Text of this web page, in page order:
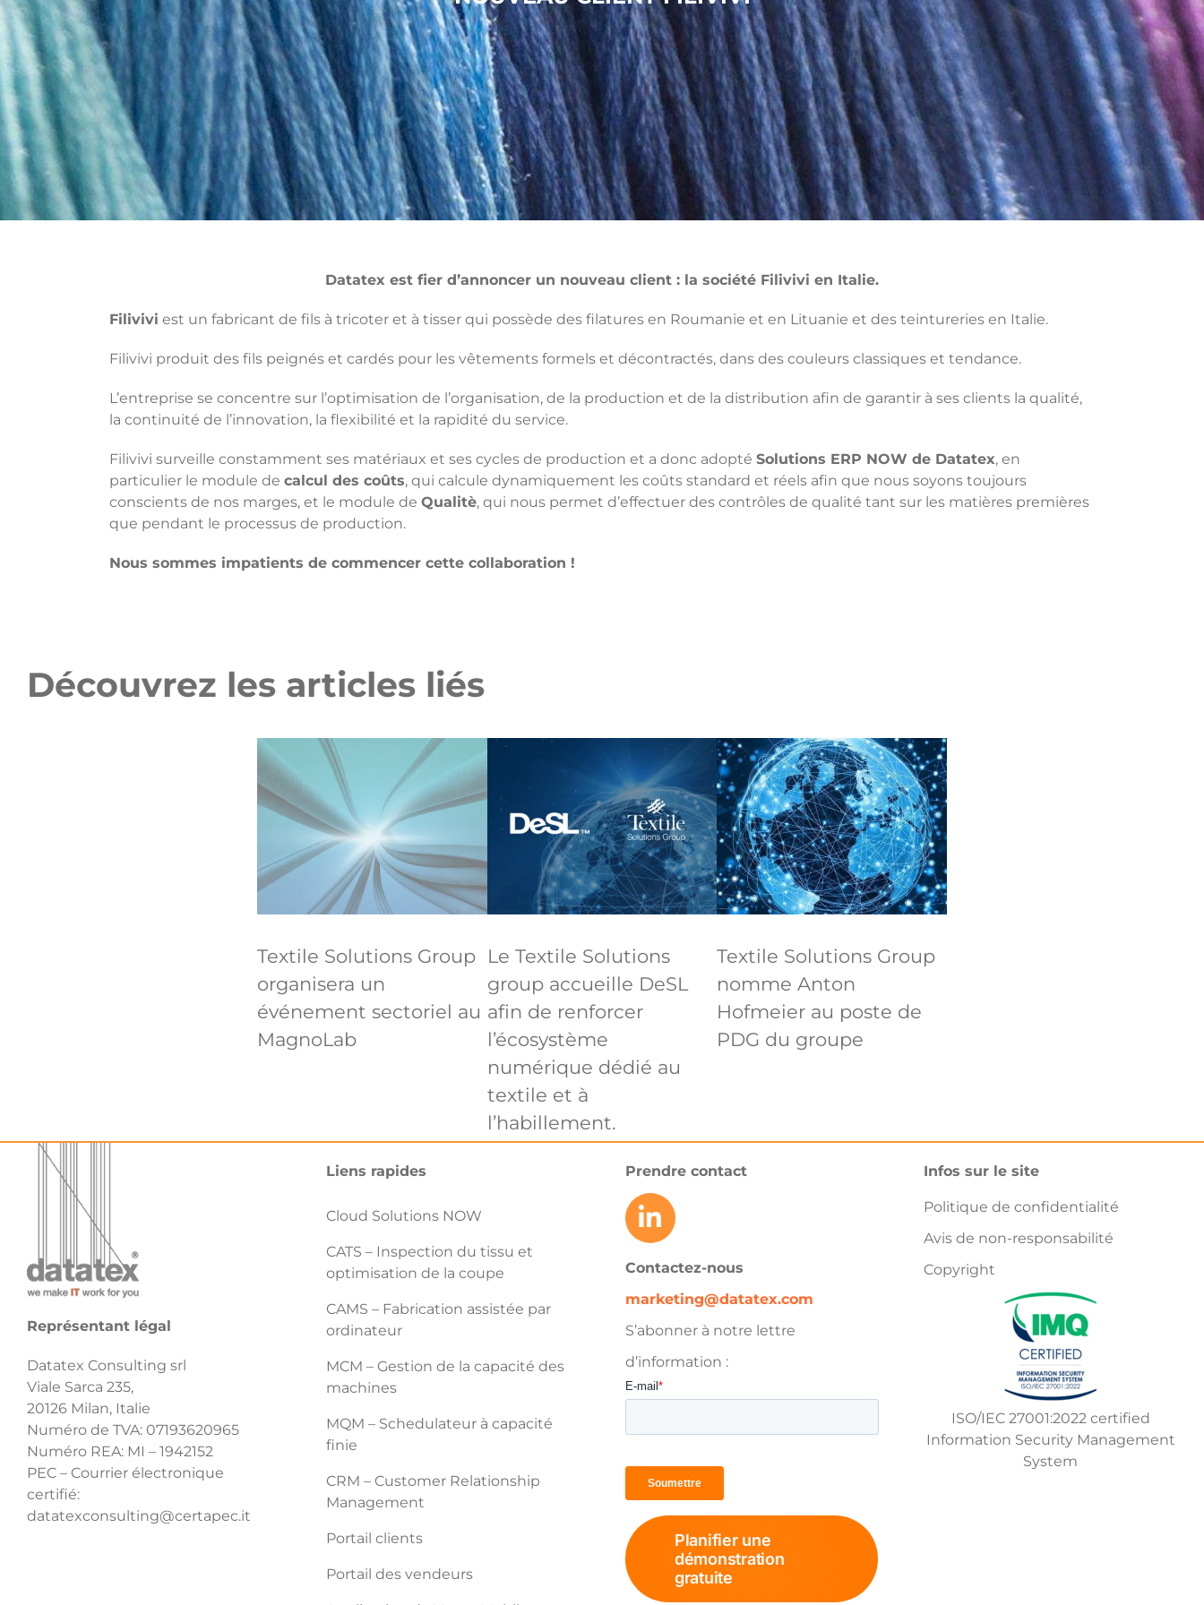
Datatex est fier d’annoncer un nouveau client : la société Filivivi en Italie.
Filivivi est un fabricant de fils à tricoter et à tisser qui possède des filatures en Roumanie et en Lituanie et des teintureries en Italie.
Filivivi produit des fils peignés et cardés pour les vêtements formels et décontractés, dans des couleurs classiques et tendance.
L’entreprise se concentre sur l’optimisation de l’organisation, de la production et de la distribution afin de garantir à ses clients la qualité,
la continuité de l’innovation, la flexibilité et la rapidité du service.
Filivivi surveille constamment ses matériaux et ses cycles de production et a donc adopté Solutions ERP NOW de Datatex, en
particulier le module de calcul des coûts, qui calcule dynamiquement les coûts standard et réels afin que nous soyons toujours
conscients de nos marges, et le module de Qualitè, qui nous permet d’effectuer des contrôles de qualité tant sur les matières premières
que pendant le processus de production.
Nous sommes impatients de commencer cette collaboration !
Découvrez les articles liés
Textile Solutions Group
organisera un
événement sectoriel au
MagnoLab
Le Textile Solutions
group accueille DeSL
afin de renforcer
l’écosystème
numérique dédié au
textile et à
l’habillement.
Textile Solutions Group
nomme Anton
Hofmeier au poste de
PDG du groupe
Représentant légal
Datatex Consulting srl
Viale Sarca 235,
20126 Milan, Italie
Numéro de TVA: 07193620965
Numéro REA: MI – 1942152
PEC – Courrier électronique
certifié:
datatexconsulting@certapec.it
Liens rapides
Cloud Solutions NOW
CATS – Inspection du tissu et
optimisation de la coupe
CAMS – Fabrication assistée par
ordinateur
MCM – Gestion de la capacité des
machines
MQM – Schedulateur à capacité
finie
CRM – Customer Relationship
Management
Portail clients
Portail des vendeurs
Prendre contact
Contactez-nous
marketing@datatex.com
S’abonner à notre lettre
d’information :
Planifier une
démonstration
gratuite
Infos sur le site
Politique de confidentialité
Avis de non-responsabilité
Copyright
ISO/IEC 27001:2022 certified
Information Security Management
System